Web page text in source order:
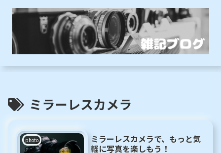
ミラーレスカメラ
photo
ミラーレスカメラで、もっと気
軽に写真を楽しもう！